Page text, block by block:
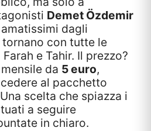
Demet Özdemir
amatissimi dagli
con tutte le
e Tahir. Il prezzo?
da 5 euro,
al pacchetto
scelta che spiazza i
a seguire
in chiaro.